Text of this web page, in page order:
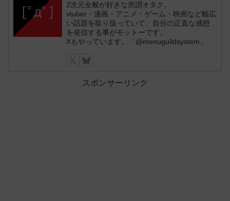
2次元全般が好きな所謂オタク。
vtuber・漫画・アニメ・ゲーム・映画など幅広
い話題を取り扱っていて、自分の正直な感想
を発信する事がモットーです。
Xもやっています。「@menuguildsystem」
スポンサーリンク